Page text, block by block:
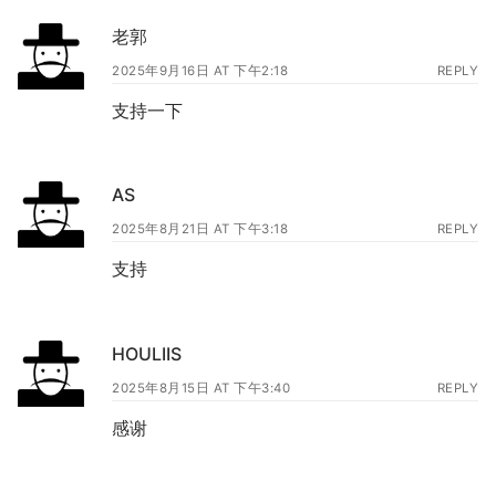
老郭
2025年9月16日 AT 下午2:18 REPLY
支持一下
AS
2025年8月21日 AT 下午3:18 REPLY
支持
HOULIIS
2025年8月15日 AT 下午3:40 REPLY
感谢